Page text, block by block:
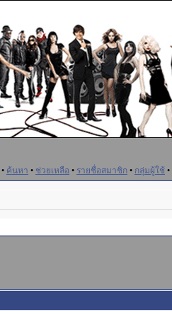
• ค้นหา • ช่วยเหลือ • รายชื่อสมาชิก • กลุ่มผู้ใช้ •